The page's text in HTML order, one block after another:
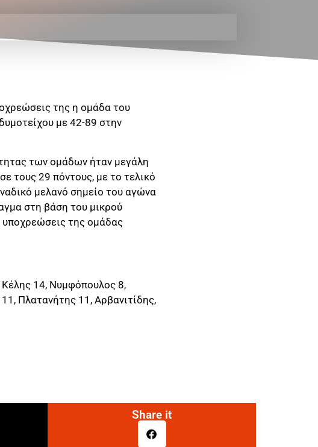
της η ομάδα του
με 42-89 στην
των ομάδων ήταν μεγάλη
τους 29 πόντους, με το τελικό
μελανό σημείο του αγώνα
στη βάση του μικρού
υποχρεώσεις της ομάδας
14, Νυμφόπουλος 8,
Πλατανήτης 11, Αρβανιτίδης,
Share it